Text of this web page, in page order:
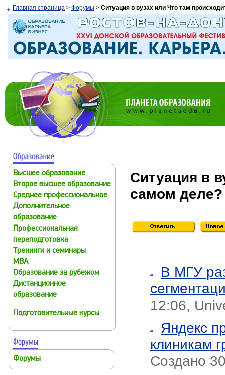
Главная страница > Форумы > Ситуация в вузах или Что там
Высшее образование
Второе высшее образование
Среднее профессиональное
Дополнительное
образование
Профессиональная
переподготовка
Тренинги и семинары
MBA
Образование за рубежом
Дистанционное
образование
Подготовительные курсы
Форумы
Ситуация в
самом деле?
В МГУ
12:06,
Яндекс
клиникам
Создано